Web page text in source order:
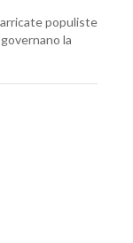
populiste
la